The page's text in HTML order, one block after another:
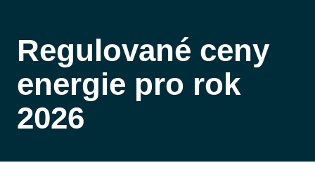
Regulované ceny
energie pro rok
2026